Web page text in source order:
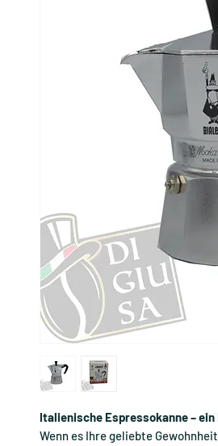
Italienische Espressokanne –
Wenn es Ihre geliebte